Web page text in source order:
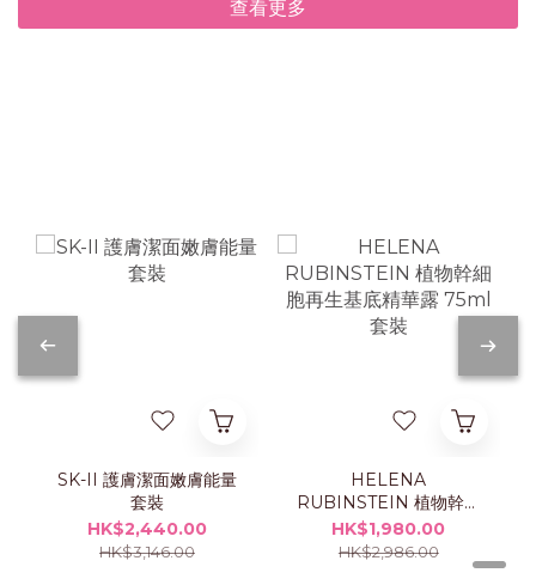
查看更多
SK-II 護膚潔面嫩膚能量
套裝
HK$2,440.00
HK$3,146.00
HELENA
RUBINSTEIN 植物幹細
胞再生基底精華露 75ml
套裝
HK$1,980.00
HK$2,986.00